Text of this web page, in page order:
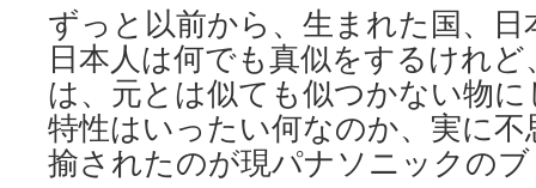
ずっと以前から、生まれた国、
日本人は何でも真似をするけれ
は、元とは似ても似つかない物
特性はいったい何なのか、実に
揄されたのが現パナソニックの